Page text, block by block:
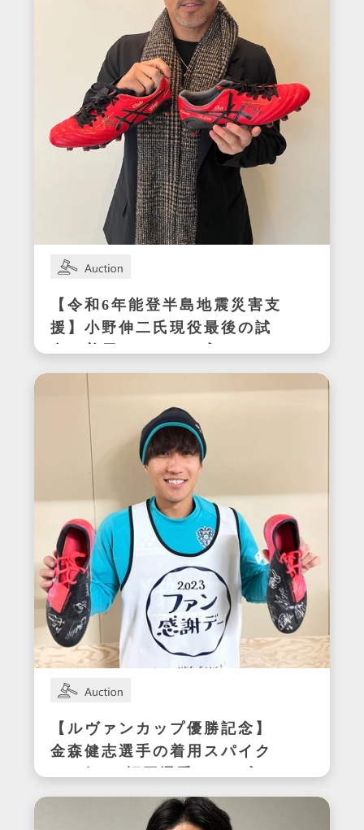
【令和6年能登半島地震災害支
援】小野伸二氏現役最後の試
合で着用したサイン入りスパ
イク
【ルヴァンカップ優勝記念】
金森健志選手の着用スパイク
(アビスパ福岡選手サイン入
り)